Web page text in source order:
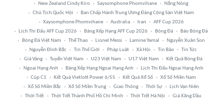
New Zealand Cindy Kiro
Saysomphone Phomvihane
Nắng Nóng
Chủ Tịch Quốc Hội
Ban Chấp Hành Trung Ương Đảng Cộng Sản Việt Nam
Xaysomphone Phomvihane
Australia Iran
AFF Cup 2026
Lịch Thi Đấu AFF Cup 2026
Bảng Xếp Hạng AFF Cup 2026 Bóng Đá
Báo Bóng Đá
Bóng Đá Việt Nam
Thể Thao Lionel Messi Lamine Yamal
Nguyễn Xuân Son
Nguyễn Đình Bắc
Tin Thế Giới Pháp Luật Xã Hội Tin Bão
Tin Tức
Giá Vàng
Tuyển Việt Nam U23 Việt Nam U17 Việt Nam
Kết Quả Bóng Đá
Ngoại Hạng Anh
Bảng Xếp Hạng Ngoại Hạng Anh
Lịch Thi Đấu Ngoại Hạng Anh
Cúp C1
Kết Quả Vietlott Power 6/55 Kết Quả Xổ Số
Xổ Số Miền Nam
Xổ Số Miền Bắc
Xổ Số Miền Trung Giao Thông Thời Sự
Lịch Vạn Niên
Thời Tiết
Thời Tiết Thành Phố Hồ Chí Minh Thời Tiết Hà Nội Giá Xăng Dầu